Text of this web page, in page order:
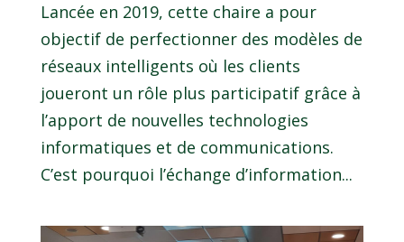
Lancée en 2019, cette chaire a pour
objectif de perfectionner des modèles de
réseaux intelligents où les clients
joueront un rôle plus participatif grâce à
l’apport de nouvelles technologies
informatiques et de communications.
C’est pourquoi l’échange d’information...